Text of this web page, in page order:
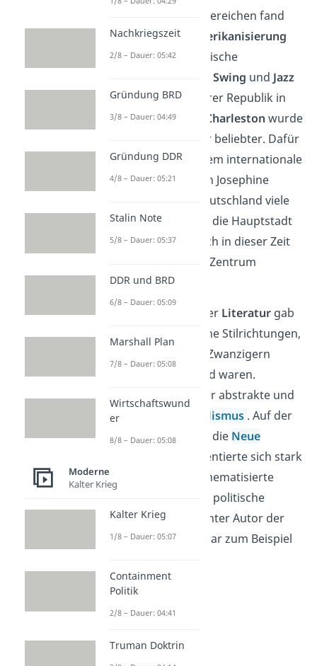
und Tanz. In diesen Bereichen fand
auch eine starke
Amerikanisierung
statt. Dennamerikanische
Swing und Jazz
kamen in der Weimarer Republik in
Mode und auch der
Charleston wurde
in Tanzlokalen immer beliebter. Dafür
sorgten unter anderem internationale
Stars wie die Tänzerin Josephine
Baker, die auch in Deutschland viele
Fans hatte. Vor allem die Hauptstadt
Berlin entwickelte sich in dieser Zeit
zu einem kulturellen Zentrum
Europas.
und der Literaturgab
es zwei gegensätzliche Stilrichtungen,
die in den Goldenen Zwanzigern
besonders bedeutend waren.
Einerseits war das der abstrakte und
träumerische
Surrealismus . Auf der
anderen Seite gab es die Neue
. Sie orientierte sich stark
an der Realität und thematisierte
gesellschaftliche und politische
Probleme. Ein bekannter Autor der
Neuen Sachlichkeit war zum Beispiel
Nachkriegszeit
2/8 – Dauer: 05:42
Gründung BRD
3/8 – Dauer: 04:49
Gründung DDR
4/8 – Dauer: 05:21
Stalin Note
5/8 – Dauer: 05:37
DDR und BRD
6/8 – Dauer: 05:09
Marshall Plan
7/8 – Dauer: 05:08
Wirtschaftswund
er
8/8 – Dauer: 05:08
Moderne
Kalter Krieg
Kalter Krieg
1/8 – Dauer: 05:07
Containment
Politik
2/8 – Dauer: 04:41
Truman Doktrin